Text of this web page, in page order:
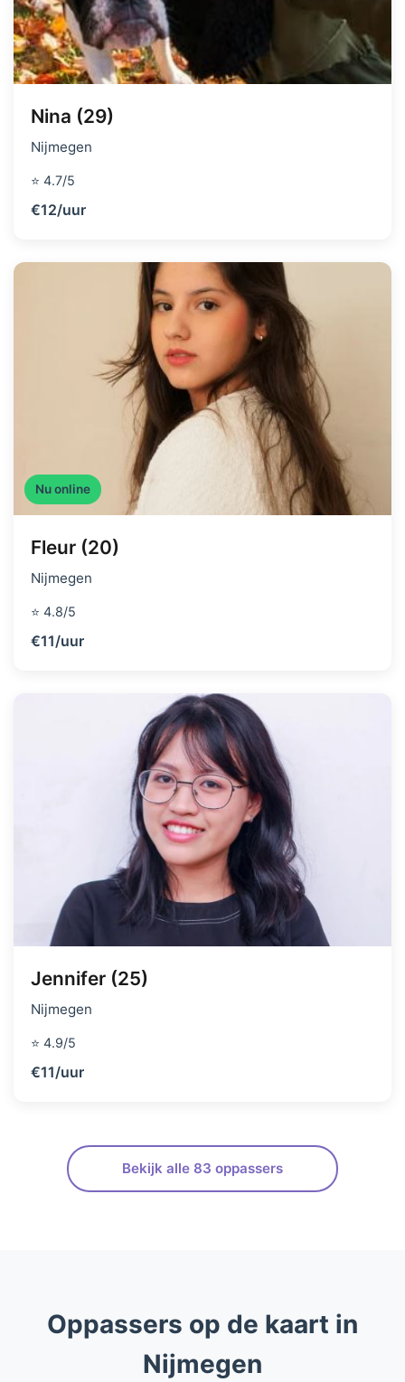
Nina (29)
Nijmegen
⭐ 4.7/5
€12/uur
Nu online
Fleur (20)
Nijmegen
⭐ 4.8/5
€11/uur
Jennifer (25)
Nijmegen
⭐ 4.9/5
€11/uur
Bekijk alle 83 oppassers
Oppassers op de kaart in
Nijmegen